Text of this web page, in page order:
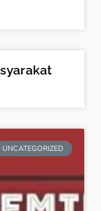
UNCATEGORIZED